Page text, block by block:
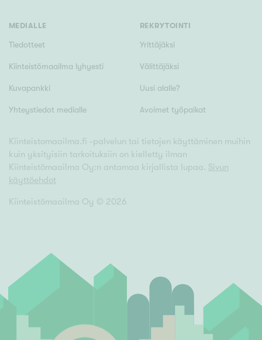
Kunto
Hyvä
Ominaisuudet
Hissi
Järvi- tai merinäköala
Parveke
Senioriasunto
MEDIALLE
Tiedotteet
Kiinteistömaailma lyhyesti
Kuvapankki
Yhteystiedot medialle
REKRYTOINTI
Yrittäjäksi
Välittäjäksi
Uusi alalle?
Avoimet työpaikat
Kiinteistomaailma.fi -palvelun tai tietojen käyttäminen muihin
kuin yksityisiin tarkoituksiin on kielletty ilman
Kiinteistömaailma Oy:n antamaa kirjallista lupaa. Sivun
käyttöehdot
Kiinteistömaailma Oy © 2026